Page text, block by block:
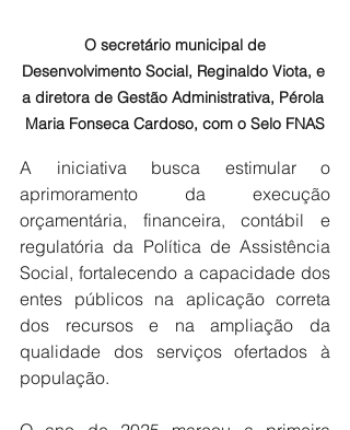
O secretário municipal de
Desenvolvimento Social, Reginaldo Viota, e
a diretora de Gestão Administrativa, Pérola
Maria Fonseca Cardoso, com o Selo FNAS
A iniciativa busca estimular o
aprimoramento da execução
orçamentária, financeira, contábil e
regulatória da Política de Assistência
Social, fortalecendo a capacidade dos
entes públicos na aplicação correta
dos recursos e na ampliação da
qualidade dos serviços ofertados à
população.